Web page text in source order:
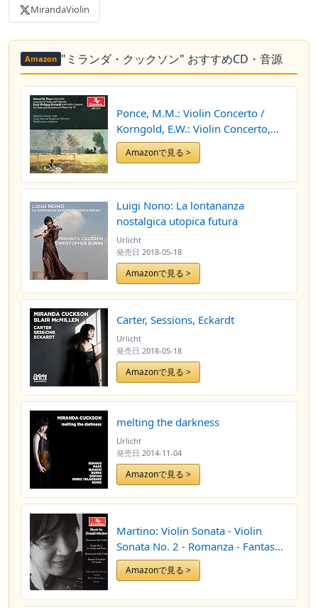
MirandaViolin
Amazon "ミランダ・クックソン" おすすめCD・音源
Ponce, M.M.: Violin Concerto /
Korngold, E.W.: Violin Concerto,
Op. 35
Amazonで見る >
Luigi Nono: La lontananza
nostalgica utopica futura
Urlicht
発売日 2018-05-18
Amazonで見る >
Carter, Sessions, Eckardt
Urlicht
発売日 2018-05-18
Amazonで見る >
melting the darkness
Urlicht
発売日 2014-11-04
Amazonで見る >
Martino: Violin Sonata - Violin
Sonata No. 2 - Romanza - Fantasy
Variations
Amazonで見る >